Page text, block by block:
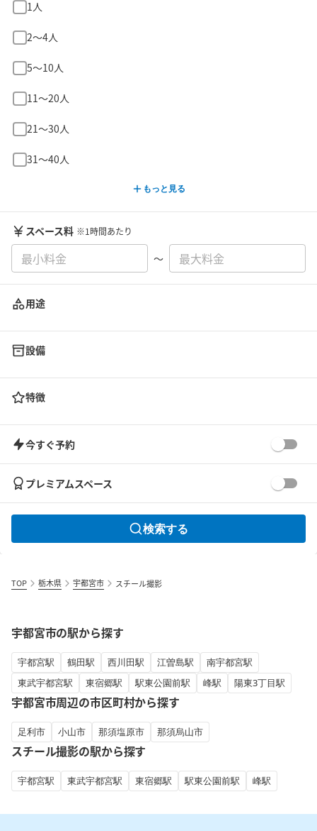
1人
2〜4人
5〜10人
11〜20人
21〜30人
31〜40人
もっと見る
スペース料 ※1時間あたり
〜
用途
設備
特徴
今すぐ予約
プレミアムスペース
検索する
TOP 栃木県 宇都宮市 スチール撮影
宇都宮市の駅から探す
宇都宮駅 鶴田駅 西川田駅 江曽島駅
南宇都宮駅
東武宇都宮駅
東宿郷駅 駅東公園前駅 峰駅 陽東3丁目駅
宇都宮市周辺の市区町村から探す
足利市 小山市 那須塩原市 那須烏山市
スチール撮影の駅から探す
宇都宮駅 東武宇都宮駅 東宿郷駅 駅東公園前駅 峰駅